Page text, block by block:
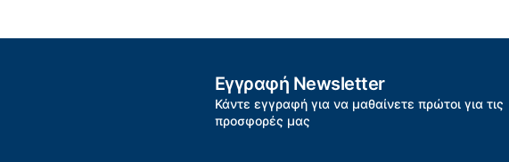
Εγγραφή Newsletter
Κάντε εγγραφή για να μαθαίνετε πρώτοι για τις
προσφορές μας